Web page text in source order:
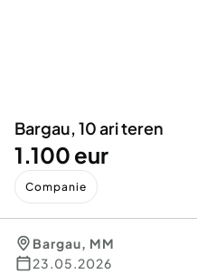
Bargau, 10 ari teren
1.100 eur
Companie
Bargau, MM
23.05.2026